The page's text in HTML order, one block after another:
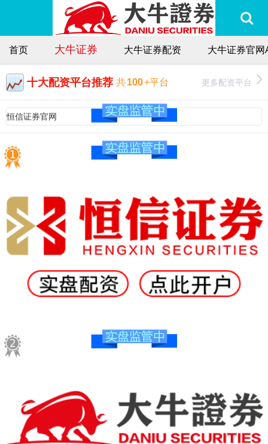
首页 大牛证券 大牛证券配资 大牛证券官网
十大配资平台推荐 共100+平台 更多配资平台
恒信证券官网